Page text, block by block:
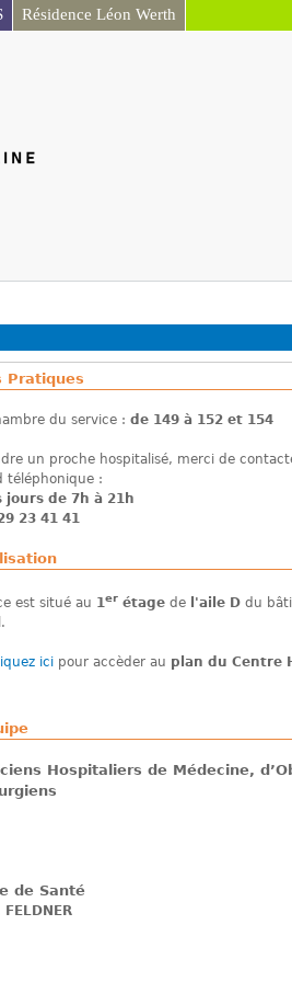
Résidence Léon Werth
ici
Pratiques
du service : de 149 à 152 et 154
un proche hospitalisé, merci de
téléphonique :
jours de 7h à 21h
23 41 41
est situé au 1er étage de l'aile D du
ici pour accèder au plan du Centre
Hospitaliers de Médecine,
de Santé